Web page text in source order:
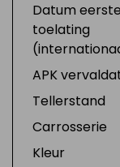
Datum eerste
toelating
APK
Tellerstand
Carrosserie
Kleur